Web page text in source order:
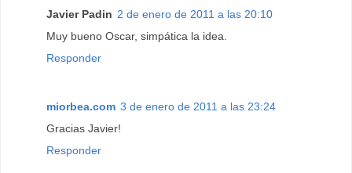
Javier Padin 2 de enero de 2011 a las 20:10
Muy bueno Oscar, simpática la idea.
Responder
miorbea.com 3 de enero de 2011 a las 23:24
Gracias Javier!
Responder